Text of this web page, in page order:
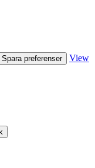
Spara preferenser
View